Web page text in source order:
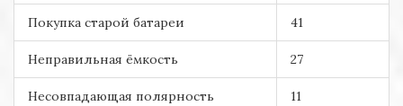
Покупка старой батареи 41
Неправильная ёмкость 27
Несовпадающая полярность 11